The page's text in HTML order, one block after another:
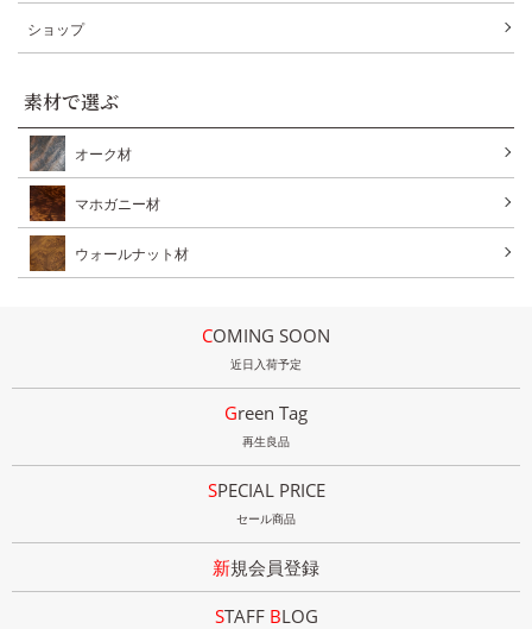
ショップ
素材で選ぶ
オーク材
マホガニー材
ウォールナット材
COMING SOON
近日入荷予定
Green Tag
再生良品
SPECIAL PRICE
セール商品
新規会員登録
STAFF BLOG